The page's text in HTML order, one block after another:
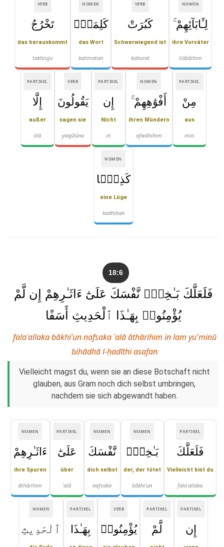
NOMEN
لِـَٔابَآئِهِمْ ۚ
ihre Vorväter
liābāihim
VERB
كَبُرَتْ
Schwerwiegend ist
kaburat
NOMEN
كَلِمَةًۭ
das Wort
kalimatan
VERB
تَخْرُجُ
das herauskommt
takhruju
PARTIKEL
مِنْ
aus
min
NOMEN
أَفْوَٰهِهِمْ ۚ
ihren Mündern
afwāhihim
PARTIKEL
إِن
Nicht
in
VERB
يَقُولُونَ
sagen sie
yaqūlūna
PARTIKEL
إِلَّا
außer
illā
NOMEN
كَذِبًۭا
eine Lüge
kadhiban
18:6
فَلَعَلَّكَ بَـٰخِعٌۭ نَّفْسَكَ عَلَىٰٓ ءَاثَـٰرِهِمْ إِن لَّمْ
يُؤْمِنُوا۟ بِهَـٰذَا ٱلْحَدِيثِ أَسَفًا
falaʿallaka bākhiʿun nafsaka ʿalā āthārihim in lam yu'minū
bihādhā l-ḥadīthi asafan
Vielleicht magst du, wenn sie an diese Botschaft nicht
glauben, aus Gram noch dich selbst umbringen,
nachdem sie sich abgewandt haben.
PARTIKEL
فَلَعَلَّكَ
Vielleicht bist du
falaʿallaka
NOMEN
بَـٰخِعٌۭ
der, der tötet
bākhiʿun
NOMEN
نَّفْسَكَ
dich selbst
nafsaka
PARTIKEL
عَلَىٰٓ
über
ʿalā
NOMEN
ءَاثَـٰرِهِمْ
ihre Spuren
āthārihim
PARTIKEL
إِن
PARTIKEL
لَّمْ
VERB
يُؤْمِنُوا۟
PARTIKEL
بِهَـٰذَا
NOMEN
ٱلْحَدِيثِ